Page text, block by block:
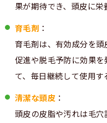
果が期待でき、頭皮に栄
育毛剤 ：
育毛剤は、有効成分を
促進や脱毛予防に効果
て、毎日継続して使用す
清潔な頭皮 ：
頭皮の皮脂や汚れは毛